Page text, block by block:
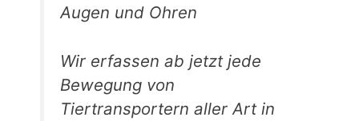
Augen und Ohren
Wir erfassen ab jetzt jede
Bewegung von
Tiertransportern aller Art in